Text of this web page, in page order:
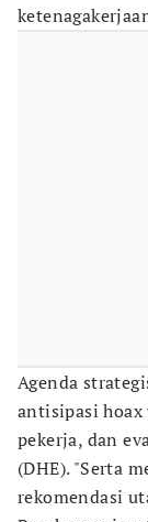
Agenda
antisipasi hoax
pekerja, dan
(DHE). "Serta
rekomendasi